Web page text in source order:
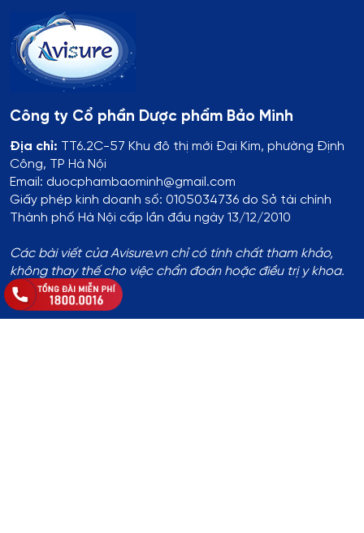
Công ty Cổ phần Dược phẩm Bảo Minh
Địa chỉ: TT6.2C-57 Khu đô thị mới Đại Kim, phường Định
Công, TP Hà Nội
Email: duocphambaominh@gmail.com
Giấy phép kinh doanh số: 0105034736 do Sở tài chính
Thành phố Hà Nội cấp lần đầu ngày 13/12/2010
Các bài viết của Avisure.vn chỉ có tính chất tham khảo,
không thay thế cho việc chẩn đoán hoặc điều trị y khoa.